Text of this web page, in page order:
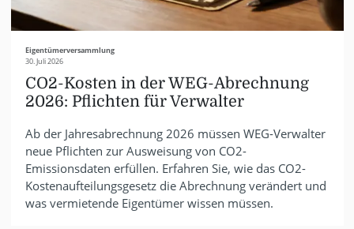
Eigentümerversammlung
30. Juli 2026
CO2-Kosten in der WEG-Abrechnung
2026: Pflichten für Verwalter
Ab der Jahresabrechnung 2026 müssen WEG-Verwalter
neue Pflichten zur Ausweisung von CO2-
Emissionsdaten erfüllen. Erfahren Sie, wie das CO2-
Kostenaufteilungsgesetz die Abrechnung verändert und
was vermietende Eigentümer wissen müssen.